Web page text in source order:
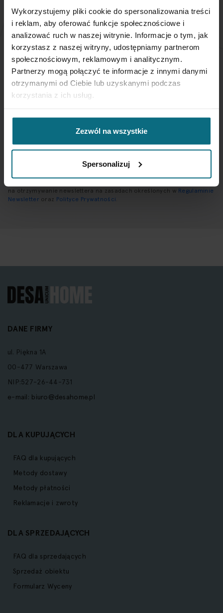
Wykorzystujemy pliki cookie do spersonalizowania treści
i reklam, aby oferować funkcje społecznościowe i
analizować ruch w naszej witrynie. Informacje o tym, jak
korzystasz z naszej witryny, udostępniamy partnerom
społecznościowym, reklamowym i analitycznym.
Partnerzy mogą połączyć te informacje z innymi danymi
otrzymanymi od Ciebie lub uzyskanymi podczas
korzystania z ich usług.
Zezwól na wszystkie
Spersonalizuj
NEWSLETTER
Jeśli chcesz otrzymywać aktualne informacje
dotyczące oferty Desa Home - zapisz się do naszego
newslettera.
SUBSKRYBUJ
na otrzymywanie newslettera na zasadach określonych w Regulaminie
Newsletter oraz Polityce Prywatności
DANE FIRMY
ul. Piękna 1A
00-477 Warszawa
NIP:527-26-44-731
e-mail: biuro@desahome.pl
DLA KUPUJĄCYCH
FAQ dla kupujących
Metody dostawy
Metody płatności
Reklamacje i zwroty
DLA SPRZEDAJĄCYCH
FAQ dla sprzedających
Sprzedaż obiektu
Formularz Wyceny